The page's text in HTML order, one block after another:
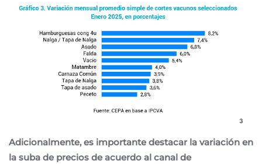
Adicionalmente, es importante destacar la variación en
la suba de precios de acuerdo al canal de